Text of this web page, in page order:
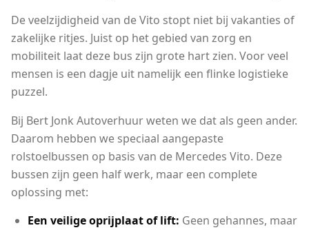
De veelzijdigheid van de Vito stopt niet bij vakanties of
zakelijke ritjes. Juist op het gebied van zorg en
mobiliteit laat deze bus zijn grote hart zien. Voor veel
mensen is een dagje uit namelijk een flinke logistieke
puzzel.
Bij Bert Jonk Autoverhuur weten we dat als geen ander.
Daarom hebben we speciaal aangepaste
rolstoelbussen op basis van de Mercedes Vito. Deze
bussen zijn geen half werk, maar een complete
oplossing met:
Een veilige oprijplaat of lift: Geen gehannes, maar